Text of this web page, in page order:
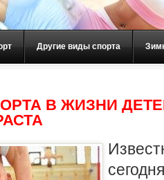
Другие виды спорта
В ЖИЗНИ